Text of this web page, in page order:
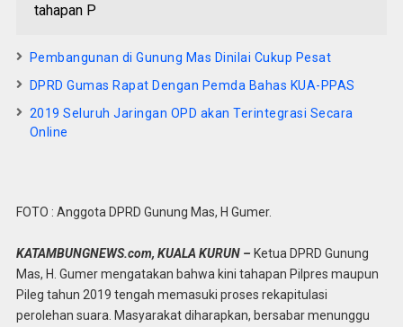
tahapan P
Pembangunan di Gunung Mas Dinilai Cukup Pesat
DPRD Gumas Rapat Dengan Pemda Bahas KUA-PPAS
2019 Seluruh Jaringan OPD akan Terintegrasi Secara
Online
FOTO : Anggota DPRD Gunung Mas, H Gumer.
KATAMBUNGNEWS.com, KUALA KURUN – Ketua DPRD Gunung
Mas, H. Gumer mengatakan bahwa kini tahapan Pilpres maupun
Pileg tahun 2019 tengah memasuki proses rekapitulasi
perolehan suara. Masyarakat diharapkan, bersabar menunggu